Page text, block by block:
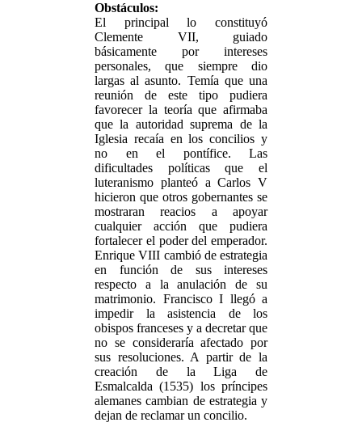
Obstáculos:
El principal lo constituyó
Clemente VII, guiado
básicamente por intereses
personales, que siempre dio
largas al asunto. Temía que una
reunión de este tipo pudiera
favorecer la teoría que afirmaba
que la autoridad suprema de la
Iglesia recaía en los concilios y
no en el pontífice. Las
dificultades políticas que el
luteranismo planteó a Carlos V
hicieron que otros gobernantes se
mostraran reacios a apoyar
cualquier acción que pudiera
fortalecer el poder del emperador.
Enrique VIII cambió de estrategia
en función de sus intereses
respecto a la anulación de su
matrimonio. Francisco I llegó a
impedir la asistencia de los
obispos franceses y a decretar que
no se consideraría afectado por
sus resoluciones. A partir de la
creación de la Liga de
Esmalcalda (1535) los príncipes
alemanes cambian de estrategia y
dejan de reclamar un concilio.